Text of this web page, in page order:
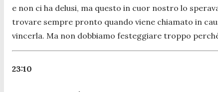
e non ci ha delusi, ma questo in cuor nostro lo
trovare sempre pronto quando viene chiamato in
vincerla. Ma non dobbiamo festeggiare troppo
23:10